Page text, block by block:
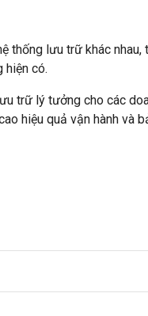
lưu trữ khác
hiện có.
trữ lý tưởng cho các
hiệu quả vận hành và